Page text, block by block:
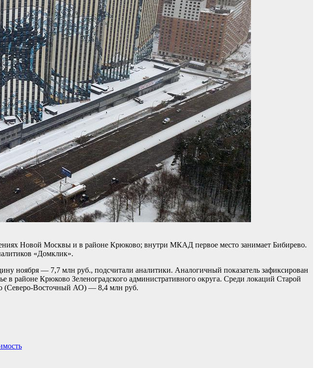
Новой Москвы и в районе Крюково; внутри МКАД первое место занимает Бибирево.
«Домклик».
ноября — 7,7 млн руб., подсчитали аналитики. Аналогичный показатель зафиксирован
Крюково Зеленоградского административного округа. Среди локаций Старой
(Северо-Восточный АО) — 8,4 млн руб.